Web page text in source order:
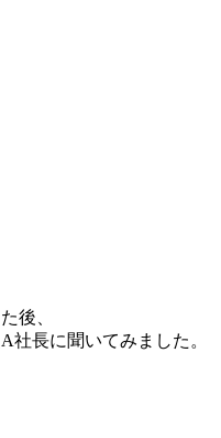
後、
社長に聞いてみました。